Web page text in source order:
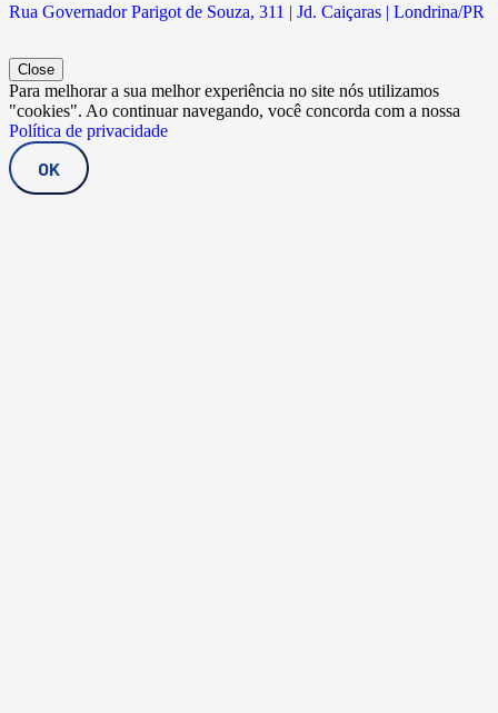
Rua Governador Parigot de Souza, 311 | Jd. Caiçaras | Londrina/PR
Close
Para melhorar a sua melhor experiência no site nós utilizamos
"cookies". Ao continuar navegando, você concorda com a nossa
Política de privacidade
OK